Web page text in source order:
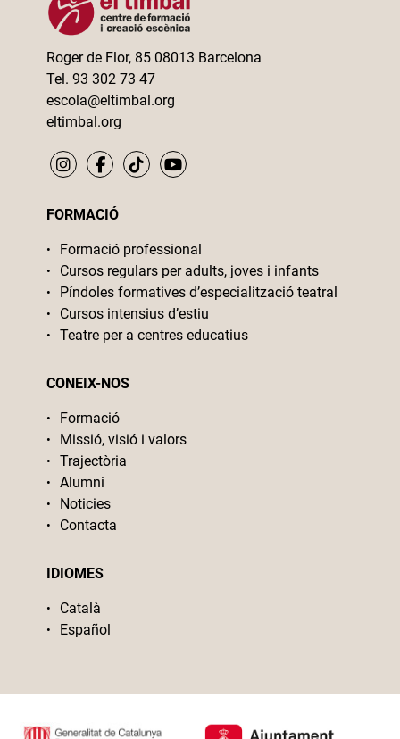
Roger de Flor, 85 08013 Barcelona
Tel. 93 302 73 47
escola@eltimbal.org
eltimbal.org
FORMACIÓ
Formació professional
Cursos regulars per adults, joves i infants
Píndoles formatives d’especialització teatral
Cursos intensius d’estiu
Teatre per a centres educatius
CONEIX-NOS
Formació
Missió, visió i valors
Trajectòria
Alumni
Noticies
Contacta
IDIOMES
Català
Español